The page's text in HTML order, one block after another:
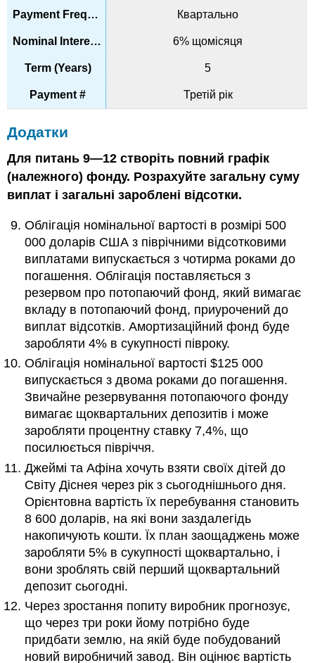
Квартально
6% щомісяця
5
Третій рік
Додатки
Для питань 9—12 створіть повний графік
(належного) фонду. Розрахуйте загальну суму
виплат і загальні зароблені відсотки.
Облігація номінальної вартості в розмірі 500
000 доларів США з піврічними відсотковими
виплатами випускається з чотирма роками до
погашення. Облігація поставляється з
резервом про потопаючий фонд, який вимагає
вкладу в потопаючий фонд, приурочений до
виплат відсотків. Амортизаційний фонд буде
заробляти 4% в сукупності півроку.
Облігація номінальної вартості $125 000
випускається з двома роками до погашення.
Звичайне резервування потопаючого фонду
вимагає щоквартальних депозитів і може
заробляти процентну ставку 7,4%, що
посилюється півріччя.
Джеймі та Афіна хочуть взяти своїх дітей до
Світу Діснея через рік з сьогоднішнього дня.
Орієнтовна вартість їх перебування становить
8 600 доларів, на які вони заздалегідь
накопичують кошти. Їх план заощаджень може
заробляти 5% в сукупності щоквартально, і
вони зроблять свій перший щоквартальний
депозит сьогодні.
Через зростання попиту виробник прогнозує,
що через три роки йому потрібно буде
придбати землю, на якій буде побудований
новий виробничий завод. Він оцінює вартість